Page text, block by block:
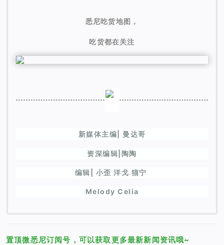
悉尼吃货地图，
吃货都在关注
新媒体主编| 曼达哥
资深编辑|陶陶
编辑| 小歪 洋戈 猫宁
Melody Celia
置顶微悉尼订阅号，可以获取更多最新新闻资讯哦~